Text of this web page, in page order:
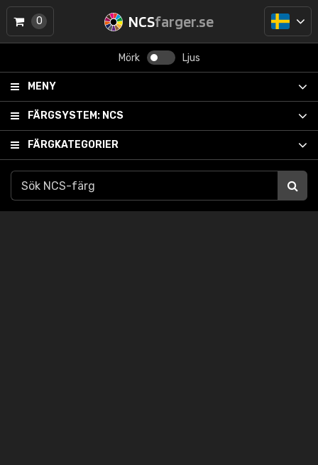
NCSfarger.se
Mörk Ljus
MENY
FÄRGSYSTEM: NCS
FÄRGKATEGORIER
0